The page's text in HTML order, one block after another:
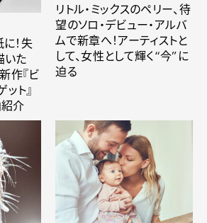
！失
いた
作『ビ
ット』
介
リトル・ミックスのペリー、待
望のソロ・デビュー・アルバ
ムで新章へ！アーティストと
して、女性として輝く“今”に
迫る